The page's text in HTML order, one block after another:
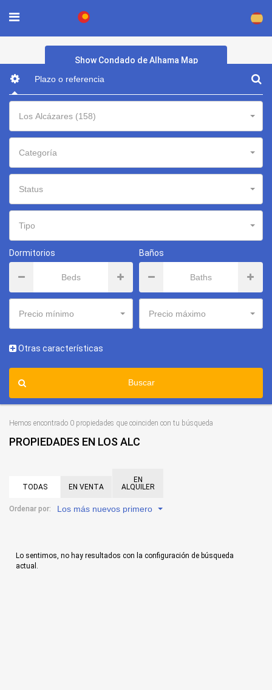
×
Show Condado de Alhama Map
Los Alcázares (158)
Categoría
Status
Tipo
Dormitorios Baños
Precio mínimo Precio máximo
Otras características
Buscar
Hemos encontrado 0 propiedades que coinciden con tu búsqueda
PROPIEDADES EN LOS ALC
TODAS EN VENTA
EN
ALQUILER
Ordenar por: Los más nuevos primero
Lo sentimos, no hay resultados con la configuración de búsqueda
actual.